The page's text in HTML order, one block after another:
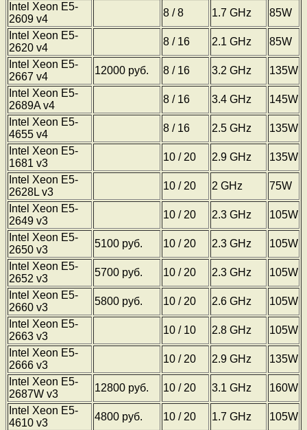
Intel Xeon E5-
2609 v4
8 / 8 1.7 GHz
85W
Intel Xeon E5-
2620 v4
8 / 16 2.1 GHz
85W
Intel Xeon E5-
2667 v4
12000 руб. 8 / 16 3.2 GHz
135W
Intel Xeon E5-
2689A v4
8 / 16 3.4 GHz
145W
Intel Xeon E5-
4655 v4
8 / 16 2.5 GHz
135W
Intel Xeon E5-
1681 v3
10 / 20 2.9 GHz
135W
Intel Xeon E5-
2628L v3
10 / 20 2 GHz
75W
Intel Xeon E5-
2649 v3
10 / 20 2.3 GHz
105W
Intel Xeon E5-
2650 v3
5100 руб. 10 / 20 2.3 GHz
105W
Intel Xeon E5-
2652 v3
5700 руб. 10 / 20 2.3 GHz
105W
Intel Xeon E5-
2660 v3
5800 руб. 10 / 20 2.6 GHz
105W
Intel Xeon E5-
2663 v3
10 / 10 2.8 GHz
105W
Intel Xeon E5-
2666 v3
10 / 20 2.9 GHz
135W
Intel Xeon E5-
2687W v3
12800 руб. 10 / 20 3.1 GHz
160W
Intel Xeon E5-
4610 v3
4800 руб. 10 / 20 1.7 GHz
105W